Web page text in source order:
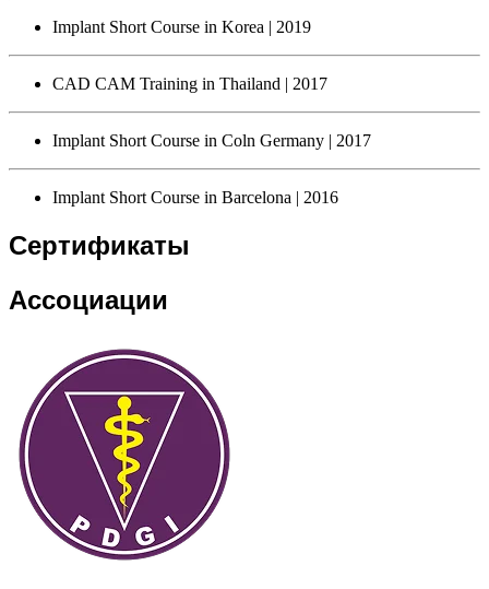
Implant Short Course in Korea | 2019
CAD CAM Training in Thailand | 2017
Implant Short Course in Coln Germany | 2017
Implant Short Course in Barcelona | 2016
Сертификаты
Ассоциации